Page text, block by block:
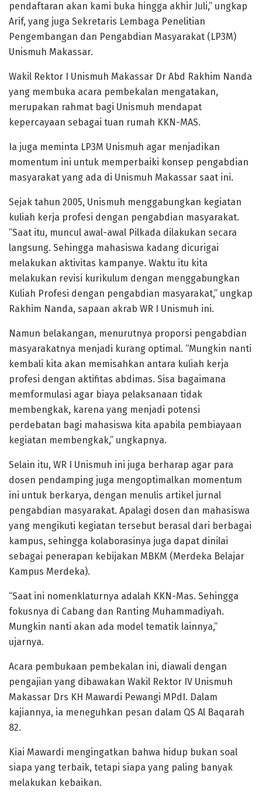
pendaftaran akan kami buka hingga akhir Juli,” ungkap
Arif, yang juga Sekretaris Lembaga Penelitian
Pengembangan dan Pengabdian Masyarakat (LP3M)
Unismuh Makassar.
Wakil Rektor I Unismuh Makassar Dr Abd Rakhim Nanda
yang membuka acara pembekalan mengatakan,
merupakan rahmat bagi Unismuh mendapat
kepercayaan sebagai tuan rumah KKN-MAS.
Ia juga meminta LP3M Unismuh agar menjadikan
momentum ini untuk memperbaiki konsep pengabdian
masyarakat yang ada di Unismuh Makassar saat ini.
Sejak tahun 2005, Unismuh menggabungkan kegiatan
kuliah kerja profesi dengan pengabdian masyarakat.
“Saat itu, muncul awal-awal Pilkada dilakukan secara
langsung. Sehingga mahasiswa kadang dicurigai
melakukan aktivitas kampanye. Waktu itu kita
melakukan revisi kurikulum dengan menggabungkan
Kuliah Profesi dengan pengabdian masyarakat,” ungkap
Rakhim Nanda, sapaan akrab WR I Unismuh ini.
Namun belakangan, menurutnya proporsi pengabdian
masyarakatnya menjadi kurang optimal. “Mungkin nanti
kembali kita akan memisahkan antara kuliah kerja
profesi dengan aktifitas abdimas. Sisa bagaimana
memformulasi agar biaya pelaksanaan tidak
membengkak, karena yang menjadi potensi
perdebatan bagi mahasiswa kita apabila pembiayaan
kegiatan membengkak,” ungkapnya.
Selain itu, WR I Unismuh ini juga berharap agar para
dosen pendamping juga mengoptimalkan momentum
ini untuk berkarya, dengan menulis artikel jurnal
pengabdian masyarakat. Apalagi dosen dan mahasiswa
yang mengikuti kegiatan tersebut berasal dari berbagai
kampus, sehingga kolaborasinya juga dapat dinilai
sebagai penerapan kebijakan MBKM (Merdeka Belajar
Kampus Merdeka).
“Saat ini nomenklaturnya adalah KKN-Mas. Sehingga
fokusnya di Cabang dan Ranting Muhammadiyah.
Mungkin nanti akan ada model tematik lainnya,”
ujarnya.
Acara pembukaan pembekalan ini, diawali dengan
pengajian yang dibawakan Wakil Rektor IV Unismuh
Makassar Drs KH Mawardi Pewangi MPdI. Dalam
kajiannya, ia meneguhkan pesan dalam QS Al Baqarah
82.
Kiai Mawardi mengingatkan bahwa hidup bukan soal
siapa yang terbaik, tetapi siapa yang paling banyak
melakukan kebaikan.